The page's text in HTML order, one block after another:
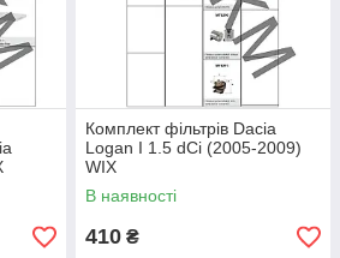
Комплект фільтрів Dacia
Logan I 1.5 dCi (2005-2009)
WIX
В наявності
410 ₴